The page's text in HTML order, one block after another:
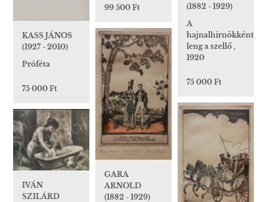
99 500 Ft
(1882 - 1929)
A
hajnalhírnökként
leng a szellő ,
1920
75 000 Ft
KASS JÁNOS
(1927 - 2010)
Próféta
75 000 Ft
GARA
ARNOLD
(1882 - 1929)
IVÁN
SZILÁRD